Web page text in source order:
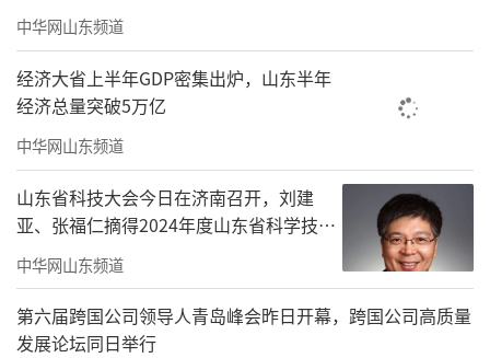
中华网山东频道
经济大省上半年GDP密集出炉，山东半年
经济总量突破5万亿
中华网山东频道
山东省科技大会今日在济南召开，刘建
亚、张福仁摘得2024年度山东省科学技术
奖最高奖！
中华网山东频道
第六届跨国公司领导人青岛峰会昨日开幕，跨国公司高质量
发展论坛同日举行